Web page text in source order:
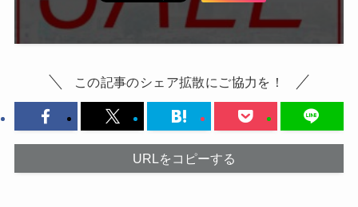
この記事のシェア拡散にご協力を！
URLをコピーする